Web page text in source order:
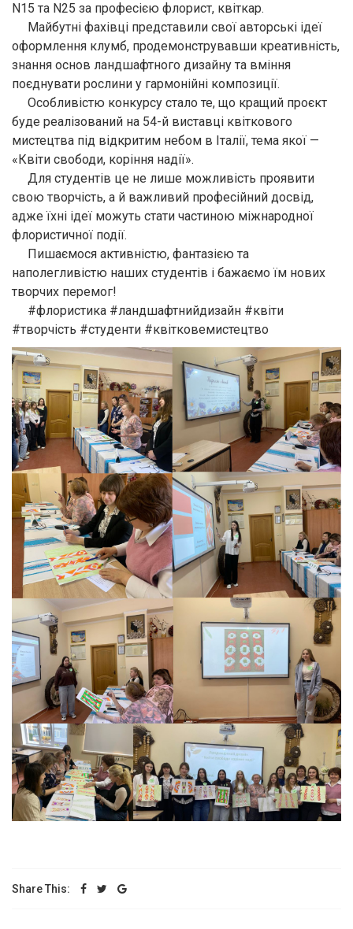
N15 та N25 за професією флорист, квіткар.
Майбутні фахівці представили свої авторські ідеї
оформлення клумб, продемонструвавши креативність,
знання основ ландшафтного дизайну та вміння
поєднувати рослини у гармонійні композиції.
Особливістю конкурсу стало те, що кращий проєкт
буде реалізований на 54-й виставці квіткового
мистецтва під відкритим небом в Італії, тема якої —
«Квіти свободи, коріння надії».
Для студентів це не лише можливість проявити
свою творчість, а й важливий професійний досвід,
адже їхні ідеї можуть стати частиною міжнародної
флористичної події.
Пишаємося активністю, фантазією та
наполегливістю наших студентів і бажаємо їм нових
творчих перемог!
#флористика #ландшафтнийдизайн #квіти
#творчість #студенти #квітковемистецтво
Share This: